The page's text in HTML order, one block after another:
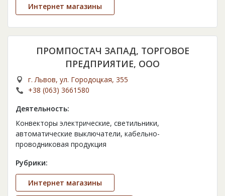
Интернет магазины
ПРОМПОСТАЧ ЗАПАД, ТОРГОВОЕ
ПРЕДПРИЯТИЕ, ООО
г. Львов, ул. Городоцкая, 355
+38 (063) 3661580
Деятельность:
Конвекторы электрические, светильники,
автоматические выключатели, кабельно-
проводниковая продукция
Рубрики:
Интернет магазины